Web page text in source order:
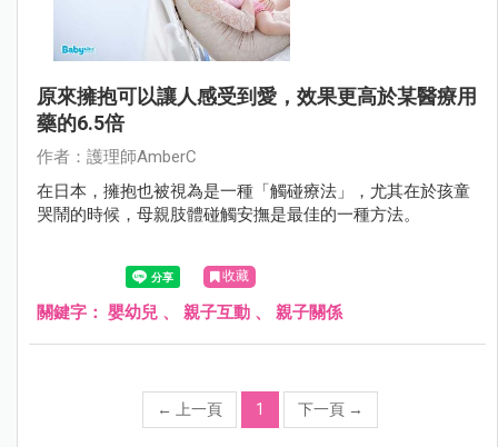
原來擁抱可以讓人感受到愛，效果更高於某醫療用
藥的6.5倍
作者：護理師AmberC
在日本，擁抱也被視為是一種「觸碰療法」，尤其在於孩童
哭鬧的時候，母親肢體碰觸安撫是最佳的一種方法。
收藏
關鍵字： 嬰幼兒 、 親子互動 、 親子關係
← 上一頁 1 下一頁 →